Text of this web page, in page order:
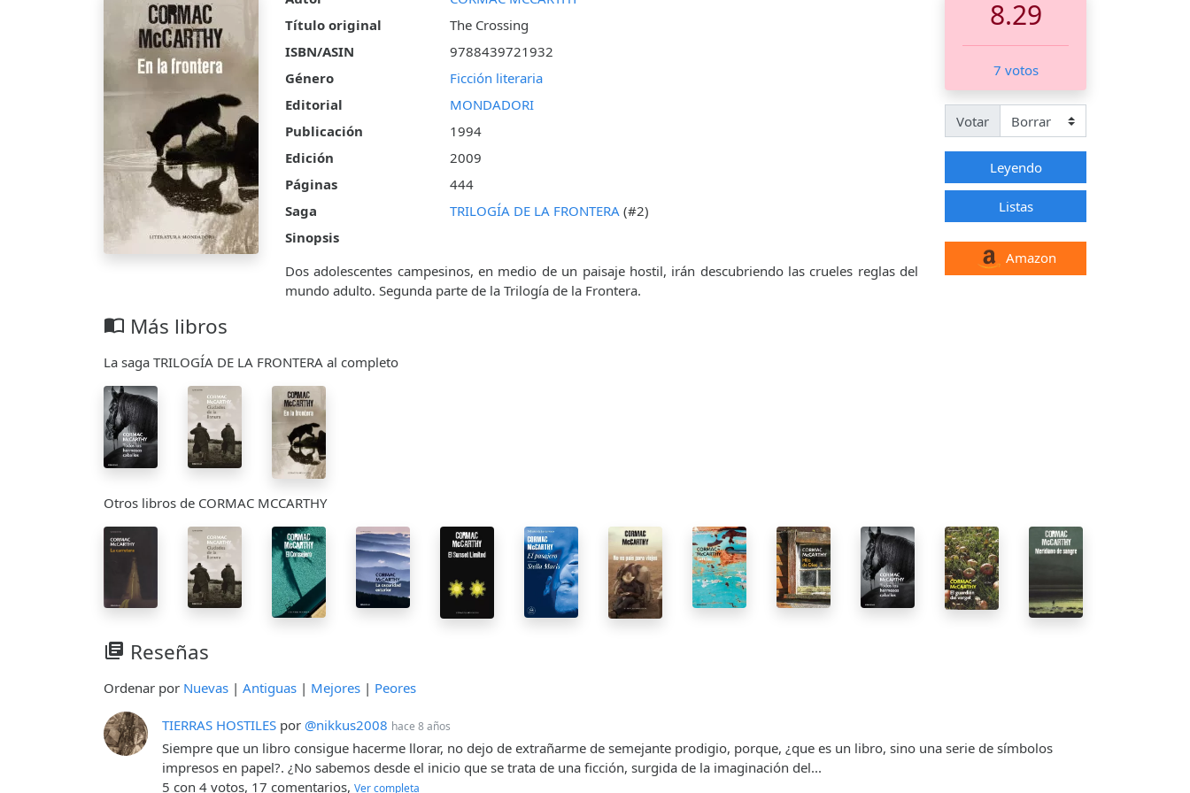
Título original
The Crossing
ISBN/ASIN
9788439721932
Género
Ficción literaria
Editorial
MONDADORI
Publicación
1994
Edición
2009
Páginas
444
Saga
TRILOGÍA DE LA FRONTERA (#2)
Sinopsis
Dos adolescentes campesinos, en medio de un paisaje hostil, irán descubriendo las crueles reglas del
mundo adulto. Segunda parte de la Trilogía de la Frontera.
8.29
7 votos
Votar
Leyendo
Listas
Amazon
import_contacts Más libros
La saga TRILOGÍA DE LA FRONTERA al completo
Otros libros de CORMAC MCCARTHY
library_books Reseñas
Ordenar por Nuevas | Antiguas | Mejores | Peores
TIERRAS HOSTILES por @nikkus2008 hace 8 años
Siempre que un libro consigue hacerme llorar, no dejo de extrañarme de semejante prodigio, porque, ¿que es un libro, sino una serie de símbolos
impresos en papel?. ¿No sabemos desde el inicio que se trata de una ficción, surgida de la imaginación del...
5 con 4 votos, 17 comentarios, Ver completa